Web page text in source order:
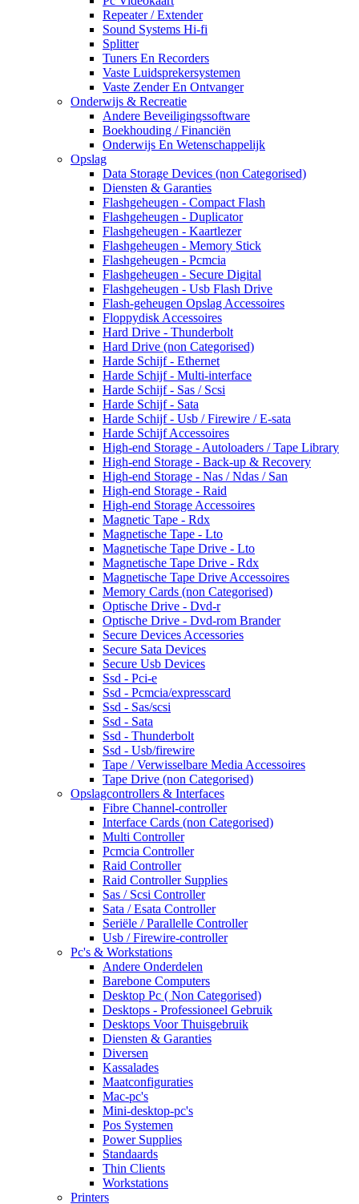
Repeater / Extender
Sound Systems Hi-fi
Splitter
Tuners En Recorders
Vaste Luidsprekersystemen
Vaste Zender En Ontvanger
Onderwijs & Recreatie
Andere Beveiligingssoftware
Boekhouding / Financiën
Onderwijs En Wetenschappelijk
Opslag
Data Storage Devices (non Categorised)
Diensten & Garanties
Flashgeheugen - Compact Flash
Flashgeheugen - Duplicator
Flashgeheugen - Kaartlezer
Flashgeheugen - Memory Stick
Flashgeheugen - Pcmcia
Flashgeheugen - Secure Digital
Flashgeheugen - Usb Flash Drive
Flash-geheugen Opslag Accessoires
Floppydisk Accessoires
Hard Drive - Thunderbolt
Hard Drive (non Categorised)
Harde Schijf - Ethernet
Harde Schijf - Multi-interface
Harde Schijf - Sas / Scsi
Harde Schijf - Sata
Harde Schijf - Usb / Firewire / E-sata
Harde Schijf Accessoires
High-end Storage - Autoloaders / Tape Library
High-end Storage - Back-up & Recovery
High-end Storage - Nas / Ndas / San
High-end Storage - Raid
High-end Storage Accessoires
Magnetic Tape - Rdx
Magnetische Tape - Lto
Magnetische Tape Drive - Lto
Magnetische Tape Drive - Rdx
Magnetische Tape Drive Accessoires
Memory Cards (non Categorised)
Optische Drive - Dvd-r
Optische Drive - Dvd-rom Brander
Secure Devices Accessories
Secure Sata Devices
Secure Usb Devices
Ssd - Pci-e
Ssd - Pcmcia/expresscard
Ssd - Sas/scsi
Ssd - Sata
Ssd - Thunderbolt
Ssd - Usb/firewire
Tape / Verwisselbare Media Accessoires
Tape Drive (non Categorised)
Opslagcontrollers & Interfaces
Fibre Channel-controller
Interface Cards (non Categorised)
Multi Controller
Pcmcia Controller
Raid Controller
Raid Controller Supplies
Sas / Scsi Controller
Sata / Esata Controller
Seriële / Parallelle Controller
Usb / Firewire-controller
Pc's & Workstations
Andere Onderdelen
Barebone Computers
Desktop Pc ( Non Categorised)
Desktops - Professioneel Gebruik
Desktops Voor Thuisgebruik
Diensten & Garanties
Diversen
Kassalades
Maatconfiguraties
Mac-pc's
Mini-desktop-pc's
Pos Systemen
Power Supplies
Standaards
Thin Clients
Workstations
Printers